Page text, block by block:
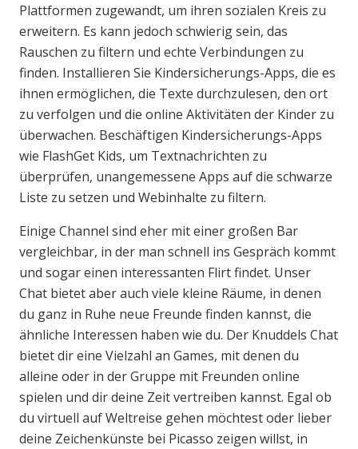
Plattformen zugewandt, um ihren sozialen Kreis zu
erweitern. Es kann jedoch schwierig sein, das
Rauschen zu filtern und echte Verbindungen zu
finden. Installieren Sie Kindersicherungs-Apps, die es
ihnen ermöglichen, die Texte durchzulesen, den ort
zu verfolgen und die online Aktivitäten der Kinder zu
überwachen. Beschäftigen Kindersicherungs-Apps
wie FlashGet Kids, um Textnachrichten zu
überprüfen, unangemessene Apps auf die schwarze
Liste zu setzen und Webinhalte zu filtern.
Einige Channel sind eher mit einer großen Bar
vergleichbar, in der man schnell ins Gespräch kommt
und sogar einen interessanten Flirt findet. Unser
Chat bietet aber auch viele kleine Räume, in denen
du ganz in Ruhe neue Freunde finden kannst, die
ähnliche Interessen haben wie du. Der Knuddels Chat
bietet dir eine Vielzahl an Games, mit denen du
alleine oder in der Gruppe mit Freunden online
spielen und dir deine Zeit vertreiben kannst. Egal ob
du virtuell auf Weltreise gehen möchtest oder lieber
deine Zeichenkünste bei Picasso zeigen willst, in